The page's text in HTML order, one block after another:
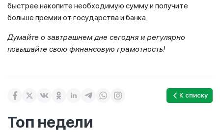
быстрее накопите необходимую сумму и получите
больше премии от государства и банка.
Думайте о завтрашнем дне сегодня и регулярно
повышайте свою финансовую грамотность!
К списку
Топ недели